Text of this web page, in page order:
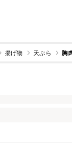
揚げ物 天ぷら 胸